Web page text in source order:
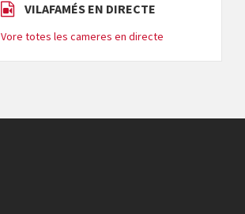
VILAFAMÉS EN DIRECTE
Vore totes les cameres en directe